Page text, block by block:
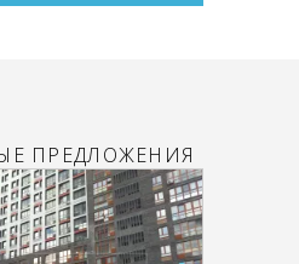
ПРЕДЛОЖЕНИЯ